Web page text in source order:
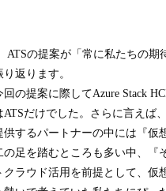
ATSの提案が「常に私たちの期
返ります。
回の提案に際してAzure Stack
ATSだけでした。さらに言えば
供するパートナーの中には『仮
足を踏むところも多い中、『
クラウド活用を前提として、仮